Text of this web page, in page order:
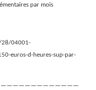
par mois
28/04001-
euros-d-heures-sup-par-